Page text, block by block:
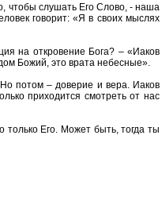
чтобы слушать Его Слово, - наша
говорит: «Я в своих мыслях
на откровение Бога? – «Иаков
Божий, это врата небесные».
потом – доверие и вера. Иаков
приходится смотреть от нас
только Его. Может быть, тогда ты